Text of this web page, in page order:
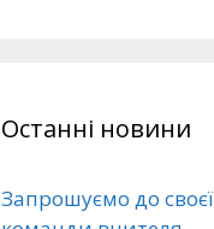
Останні новини
Запрошуємо до своєї